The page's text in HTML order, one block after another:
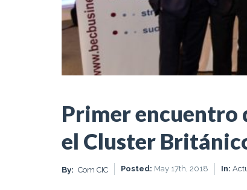
Primer encuentro
el Cluster
By: Com CIC Posted: May 17th, 2018 In: